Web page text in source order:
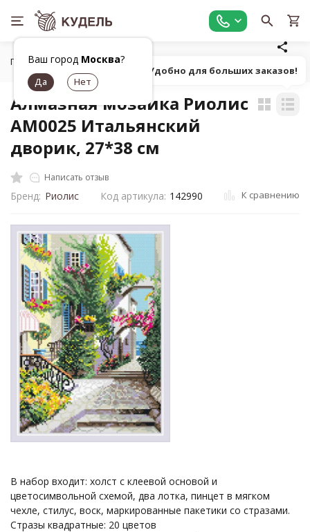
Ваш город Москва?
Главная Товары для вышивания
Алмазная мозаика Риолис
АМ0025 Итальянский
дворик, 27*38 см
Написать отзыв
Бренд: Риолис Код артикула: 142990 К сравнению
В набор входит: холст с клеевой основой и
цветосимвольной схемой, два лотка, пинцет в мягком
чехле, стилус, воск, маркированные пакетики со стразами.
Cтразы квадратные: 20 цветов
Попробуй! Удобно для больших заказов!